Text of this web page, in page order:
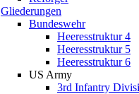
Gliederungen
Bundeswehr
Heeresstruktur 4
Heeresstruktur 5
Heeresstruktur 6
US Army
3rd Infantry